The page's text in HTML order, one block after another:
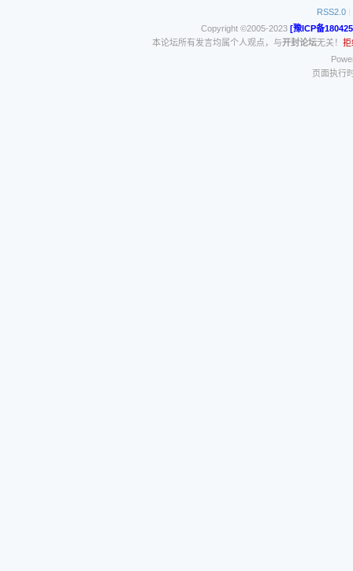
RSS2.0 |
Copyright ©2005-2023 [豫ICP备
本论坛所有发言均属个人观点，与开封论坛无关！ 拒
页面执行